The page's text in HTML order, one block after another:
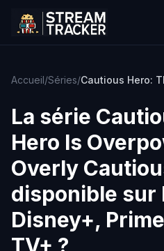
Accueil/Séries/
La série
Hero Is
Overly
disponible sur
Disney+,
TV+ ?